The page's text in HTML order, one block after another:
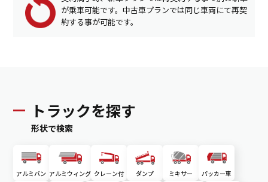
が乗車可能です。中古車プランでは同じ車両にて再契
約する事が可能です。
トラックを探す
形状で検索
アルミバン アルミウィング クレーン付 ダンプ ミキサー パッカー車